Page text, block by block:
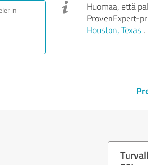
Huomaa, että
ProvenExpert-
Houston, Texas.